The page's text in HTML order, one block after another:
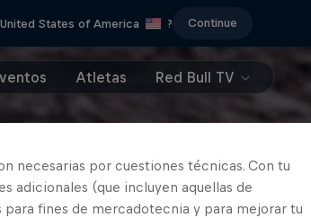
States of America ? Continue
Atletas Red Bull TV
necesarias por cuestiones técnicas. Con tu
adicionales (que incluyen aquellas de
fines de mercadotecnia y para mejorar tu